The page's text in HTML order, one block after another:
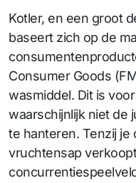
Kotler, en een groot
baseert zich op de
Consumer Goods
wasmiddel. Dit is
waarschijnlijk niet de
te hanteren. Tenzij je
vruchtensap